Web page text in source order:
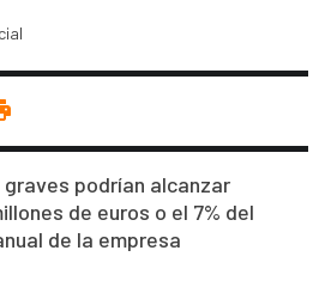
podrían alcanzar
de euros o el 7% del
de la empresa